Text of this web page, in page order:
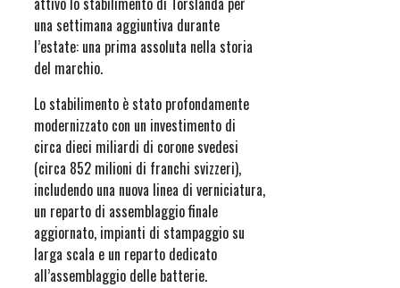
una settimana aggiuntiva durante
l’estate: una prima assoluta nella storia
del marchio.
Lo stabilimento è stato profondamente
modernizzato con un investimento di
circa dieci miliardi di corone svedesi
(circa 852 milioni di franchi svizzeri),
includendo una nuova linea di verniciatura,
un reparto di assemblaggio finale
aggiornato, impianti di stampaggio su
larga scala e un reparto dedicato
all’assemblaggio delle batterie.